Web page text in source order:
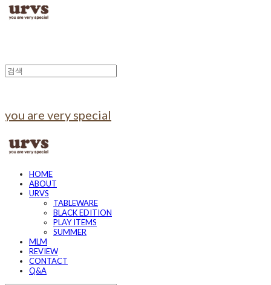
you are very special
HOME
ABOUT
URVS
TABLEWARE
BLACK EDITION
PLAY ITEMS
SUMMER
MLM
REVIEW
CONTACT
Q&A